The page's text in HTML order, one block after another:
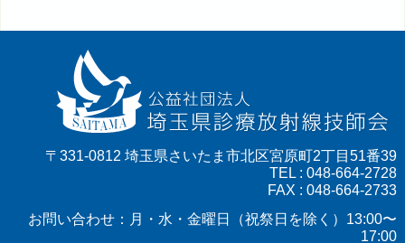
〒331-0812 埼玉県さいたま市北区宮原町2丁目51番39
TEL : 048-664-2728
FAX : 048-664-2733
お問い合わせ：月・水・金曜日（祝祭日を除く）13:00〜
17:00